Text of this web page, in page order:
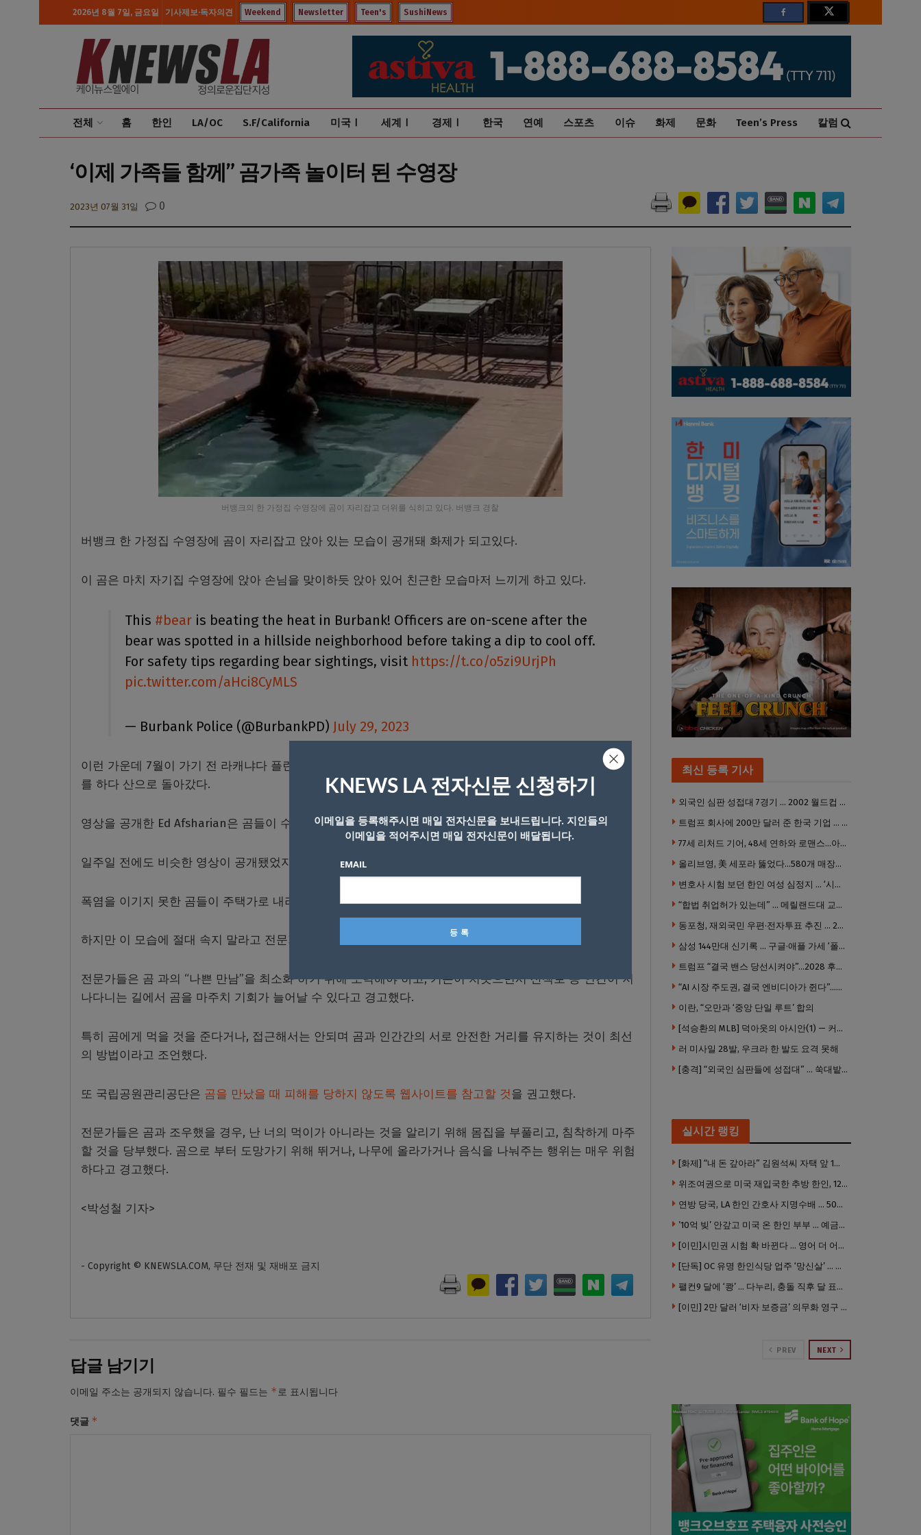
2026년 8월 7일, 금요일 기사제보·독자의견 Weekend Newsletter Teen's SushiNews
전체 홈 한인 LA/OC S.F/California 미국Ⅰ 세계Ⅰ 경제Ⅰ 한국 연예 스포츠 이슈 화제 문화 Teen’s Press 칼럼
‘이제 가족들 함께” 곰가족 놀이터 된 수영장
2023년 07월 31일 0
버뱅크의 한 가정집 수영장에 곰이 자리잡고 더위를 식히고 있다. 버뱅크 경찰
버뱅크 한 가정집 수영장에 곰이 자리잡고 앉아 있는 모습이 공개돼 화제가 되고있다.
이 곰은 마치 자기집 수영장에 앉아 손님을 맞이하듯 앉아 있어 친근한 모습마저 느끼게 하고 있다.
This #bear is beating the heat in Burbank! Officers are on-scene after the
bear was spotted in a hillside neighborhood before taking a dip to cool off.
For safety tips regarding bear sightings, visit https://t.co/o5zi9UrjPh
pic.twitter.com/aHci8CyMLS
— Burbank Police (@BurbankPD) July 29, 2023
이런 가운데 7월이 가기 전 라캐냐다 플린트리지의 한 가정집에 이번에는 어미곰과 아기곰이 내려와 물놀이
를 하다 산으로 돌아갔다.
영상을 공개한 Ed Afsharian은 곰들이 수영장에 들어가 첨벙거리다 산으로 돌아갔다.
일주일 전에도 비슷한 영상이 공개됐었지만 같은 곰인지는 불분명하다
폭염을 이기지 못한 곰들이 주택가로 내려와 수영장에서 수영을 즐기는 모습이 귀엽고 천진난만하다
하지만 이 모습에 절대 속지 말라고 전문가들은 경고한다
전문가들은 곰 과의 “나쁜 만남”을 최소화 하기 위해 노력해야 하고,기온이 치솟으면서 산책로 등 인간이 지
나다니는 길에서 곰을 마주치 기회가 늘어날 수 있다고 경고했다.
특히 곰에게 먹을 것을 준다거나, 접근해서는 안되며 곰과 인간간의 서로 안전한 거리를 유지하는 것이 최선
의 방법이라고 조언했다.
또 국립공원관리공단은 곰을 만났을 때 피해를 당하지 않도록 웹사이트를 참고할 것을 권고했다.
전문가들은 곰과 조우했을 경우, 난 너의 먹이가 아니라는 것을 알리기 위해 몸집을 부풀리고, 침착하게 마주
할 것을 당부했다. 곰으로 부터 도망가기 위해 뛰거나, 나무에 올라가거나 음식을 나눠주는 행위는 매우 위험
하다고 경고했다.
<박성철 기자>
- Copyright © KNEWSLA.COM, 무단 전재 및 재배포 금지
답글 남기기
이메일 주소는 공개되지 않습니다. 필수 필드는 *로 표시됩니다
댓글 *
최신 등록 기사
외국인 심판 성접대 7경기 … 2002 월드컵 4강 신화도 흔들
트럼프 회사에 200만 달러 준 한국 기업 … 민주당 뇌물의혹 조사
77세 리처드 기어, 48세 연하와 로맨스…아들과 3살 차
올리브영, 美 세포라 뚫었다…580개 매장에 ‘K뷰티에딧’ 론칭
변호사 시험 보던 한인 여성 심정지 … ‘시험장측 대응 부적절’ 소송
“합법 취업허가 있는데” … 메릴랜드대 교수, 공항서 ICE에 체포, 구금 중
동포청, 재외국민 우편·전자투표 추진 … 2028년 도입 목표
삼성 144만대 신기록 … 구글·애플 가세 ‘폴더블 대전’ 열린다
트럼프 “결국 밴스 당선시켜야”…2028 후계 구도 힘 싣나
“AI 시장 주도권, 결국 엔비디아가 쥔다”…모건스탠리 장담
이란, “오만과 ‘중앙 단일 루트’ 합의
[석승환의 MLB] 덕아웃의 아시안(1) — 커트 스즈키가 우리에게 묻는 것
러 미사일 28발, 우크라 한 발도 요격 못해
[충격] “외국인 심판들에 성접대” … 쑥대밭된 축협 어디까지 추락하나
실시간 랭킹
[화제] “내 돈 갚아라” 김원석씨 자택 앞 1인 광대 시위 … 한인 투자사, “108만 달러 못받아”
위조여권으로 미국 재입국한 추방 한인, 120만 달러 은행 사기 행각
연방 당국, LA 한인 간호사 지명수배 … 500만 달러 메디캐어 사기, 선고 직전 한국 도주
’10억 빚’ 안갚고 미국 온 한인 부부 … 예금보험공사, 미국서 소송
[이민]시민권 시험 확 바뀐다 … 영어 더 어렵게, 민간시험 도입 추진
[단독] OC 유명 한인식당 업주 ‘망신살’ … 육류대금 안 갚자 식당서 공개추심
팰컨9 달에 ‘쾅’ … 다누리, 충돌 직후 달 표면 촬영 유일 탐사선
[이민] 2만 달러 ‘비자 보증금’ 의무화 영구 시행 … 입국 문턱 더 높아진다.
PREV NEXT
KNEWS LA 전자신문 신청하기
이메일을 등록해주시면 매일 전자신문을 보내드립니다. 지인들의
이메일을 적어주시면 매일 전자신문이 배달됩니다.
EMAIL